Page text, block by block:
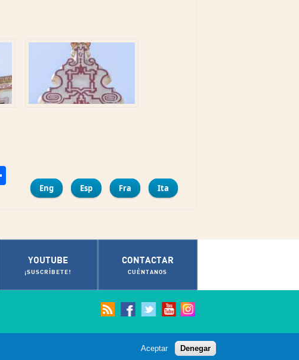
Compartir
Eng Esp Fra Ita
YOUTUBE
¡SUSCRÍBETE!
CONTACTAR
CUÉNTANOS
© Ayuntamiento de Cádiz 2012
Aceptar Denegar